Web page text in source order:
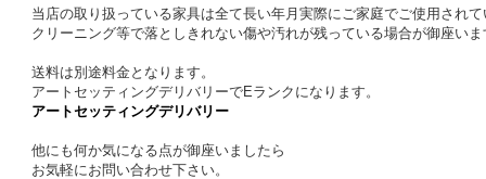
当店の取り扱っている家具は全て長い年月実際にご家庭でご使用され
クリーニング等で落としきれない傷や汚れが残っている場合が御座い
送料は別途料金となります。
アートセッティングデリバリーでEランクになります。
アートセッティングデリバリー
他にも何か気になる点が御座いましたら
お気軽にお問い合わせ下さい。